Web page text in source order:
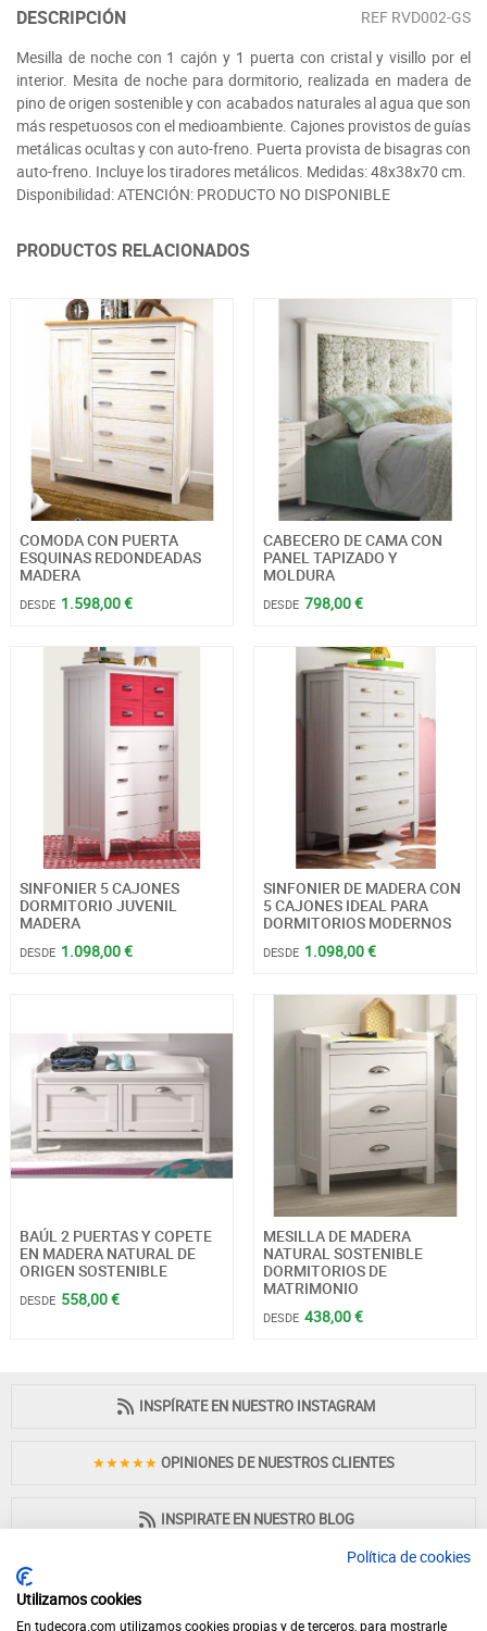
DESCRIPCIÓN REF RVD002-GS
Mesilla de noche con 1 cajón y 1 puerta con cristal y visillo por el
interior. Mesita de noche para dormitorio, realizada en madera de
pino de origen sostenible y con acabados naturales al agua que son
más respetuosos con el medioambiente. Cajones provistos de guías
metálicas ocultas y con auto-freno. Puerta provista de bisagras con
auto-freno. Incluye los tiradores metálicos. Medidas: 48x38x70 cm.
Disponibilidad: ATENCIÓN: PRODUCTO NO DISPONIBLE
PRODUCTOS RELACIONADOS
COMODA CON PUERTA
ESQUINAS REDONDEADAS
MADERA
DESDE 1.598,00 €
CABECERO DE CAMA CON
PANEL TAPIZADO Y
MOLDURA
DESDE 798,00 €
SINFONIER 5 CAJONES
DORMITORIO JUVENIL
MADERA
DESDE 1.098,00 €
SINFONIER DE MADERA CON
5 CAJONES IDEAL PARA
DORMITORIOS MODERNOS
DESDE 1.098,00 €
BAÚL 2 PUERTAS Y COPETE
EN MADERA NATURAL DE
ORIGEN SOSTENIBLE
DESDE 558,00 €
MESILLA DE MADERA
NATURAL SOSTENIBLE
DORMITORIOS DE
MATRIMONIO
DESDE 438,00 €
INSPÍRATE EN NUESTRO INSTAGRAM
★★★★★ OPINIONES DE NUESTROS CLIENTES
INSPIRATE EN NUESTRO BLOG
Política de cookies
Utilizamos cookies
En tudecora.com utilizamos cookies propias y de terceros, para mostrarle